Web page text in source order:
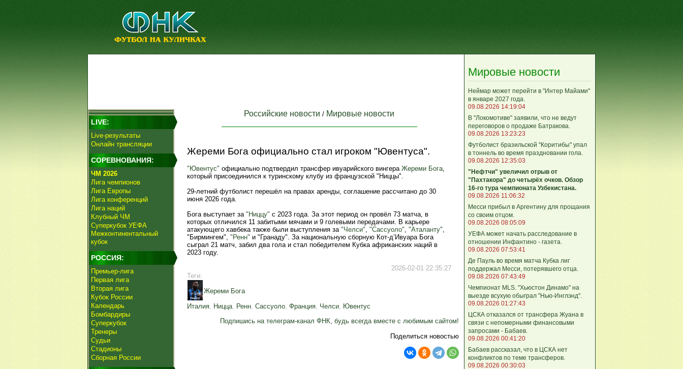
LIVE:
Live-результаты
Онлайн трансляции
СОРЕВНОВАНИЯ:
ЧМ 2026
Лига чемпионов
Лига Европы
Лига конференций
Лига наций
Клубный ЧМ
Суперкубок УЕФА
Межконтинентальный
кубок
РОССИЯ:
Премьер-лига
Первая лига
Вторая лига
Кубок России
Календарь
Бомбардиры
Суперкубок
Тренеры
Судьи
Стадионы
Сборная России
Российские новости / Мировые новости
Жереми Бога официально стал игроком "Ювентуса".
"Ювентус" официально подтвердил трансфер ивуарийского вингера Жереми Бога,
который присоединился к туринскому клубу из французской "Ниццы".
29-летний футболист перешёл на правах аренды, соглашение рассчитано до 30
июня 2026 года.
Бога выступает за "Ниццу" с 2023 года. За этот период он провёл 73 матча, в
которых отличился 11 забитыми мячами и 9 голевыми передачами. В карьере
атакующего хавбека также были выступления за "Челси", "Сассуоло", "Аталанту",
"Бирмингем", "Ренн" и "Гранаду". За национальную сборную Кот-д’Ивуара Бога
сыграл 21 матч, забил два гола и стал победителем Кубка африканских наций в
2023 году.
2026-02-01 22:35:27
Теги:
Жереми Бога
Италия, Ницца, Ренн, Сассуоло, Франция, Челси, Ювентус
Подпишись на телеграм-канал ФНК, будь всегда вместе с любимым сайтом!
Поделиться новостью
Мировые новости
Неймар может перейти в "Интер Майами"
в январе 2027 года.
09.08.2026 14:19:04
В "Локомотиве" заявили, что не ведут
переговоров о продаже Батракова.
09.08.2026 13:23:23
Футболист бразильской "Коритибы" упал
в тоннель во время праздновании гола.
09.08.2026 12:35:03
"Нефтчи" увеличил отрыв от
"Пахтакора" до четырёх очков. Обзор
16-го тура чемпионата Узбекистана.
09.08.2026 11:06:32
Месси прибыл в Аргентину для прощания
со своим отцом.
09.08.2026 08:05:09
УЕФА может начать расследование в
отношении Инфантино - газета.
09.08.2026 07:53:41
Де Пауль во время матча Кубка лиг
поддержал Месси, потерявшего отца.
09.08.2026 07:43:49
Чемпионат MLS. "Хьюстон Динамо" на
выезде всухую обыграл "Нью-Инглэнд".
09.08.2026 01:27:43
ЦСКА отказался от трансфера Жуана в
связи с непомерными финансовыми
запросами - Бабаев.
09.08.2026 00:41:20
Бабаев рассказал, что в ЦСКА нет
конфликтов по теме трансферов.
09.08.2026 00:30:03